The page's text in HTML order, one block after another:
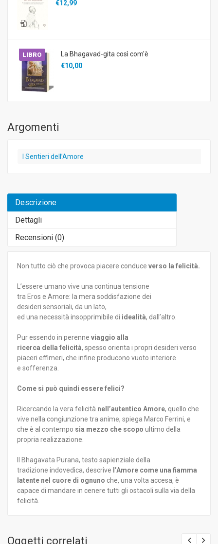
€12,99
LIBRO
La Bhagavad-gita così com'è
€10,00
Argomenti
I Sentieri dell’Amore
Descrizione
Dettagli
Recensioni (0)
Non tutto ciò che provoca piacere conduce verso la felicità.
L’essere umano vive una continua tensione
tra Eros e Amore: la mera soddisfazione dei
desideri sensoriali, da un lato,
ed una necessità insopprimibile di idealità, dall’altro.
Pur essendo in perenne viaggio alla
ricerca della felicità, spesso orienta i propri desideri verso
piaceri effimeri, che infine producono vuoto interiore
e sofferenza.
Come si può quindi essere felici?
Ricercando la vera felicità nell’autentico Amore, quello che
vive nella congiunzione tra anime, spiega Marco Ferrini, e
che è al contempo sia mezzo che scopo ultimo della
propria realizzazione.
Il Bhagavata Purana, testo sapienziale della
tradizione indovedica, descrive l’Amore come una fiamma
latente nel cuore di ognuno che, una volta accesa, è
capace di mandare in cenere tutti gli ostacoli sulla via della
felicità.
Oggetti correlati